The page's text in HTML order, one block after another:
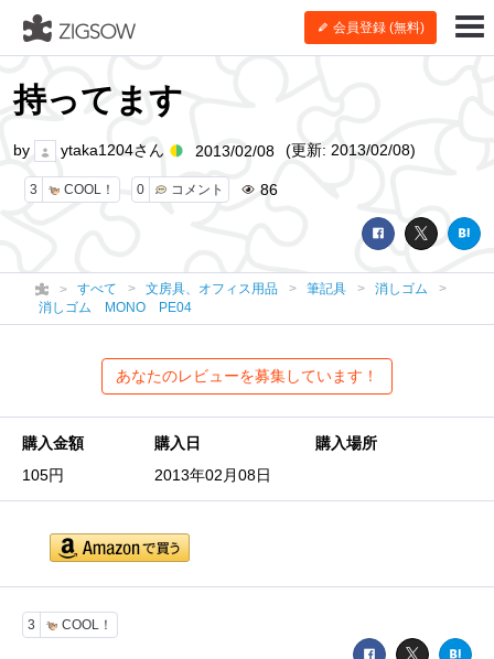
会員登録 (無料)
持ってます
3 COOL！ 0 コメント 86
by ytaka1204さん 2013/02/08 (更新: 2013/02/08)
すべて 文房具、オフィス用品 筆記具
消しゴム
消しゴム MONO PE04
あなたのレビューを募集しています！
購入金額
105円
購入日
2013年02月08日
購入場所
3 COOL！